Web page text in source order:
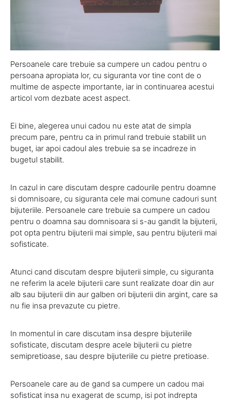
Persoanele care trebuie sa cumpere un cadou pentru o
persoana apropiata lor, cu siguranta vor tine cont de o
multime de aspecte importante, iar in continuarea acestui
articol vom dezbate acest aspect.
Ei bine, alegerea unui cadou nu este atat de simpla
precum pare, pentru ca in primul rand trebuie stabilit un
buget, iar apoi cadoul ales trebuie sa se incadreze in
bugetul stabilit.
In cazul in care discutam despre cadourile pentru doamne
si domnisoare, cu siguranta cele mai comune cadouri sunt
bijuteriile. Persoanele care trebuie sa cumpere un cadou
pentru o doamna sau domnisoara si s-au gandit la bijuterii,
pot opta pentru bijuterii mai simple, sau pentru bijuterii mai
sofisticate.
Atunci cand discutam despre bijuterii simple, cu siguranta
ne referim la acele bijuterii care sunt realizate doar din aur
alb sau bijuterii din aur galben ori bijuterii din argint, care sa
nu fie insa prevazute cu pietre.
In momentul in care discutam insa despre bijuteriile
sofisticate, discutam despre acele bijuterii cu pietre
semipretioase, sau despre bijuteriile cu pietre pretioase.
Persoanele care au de gand sa cumpere un cadou mai
sofisticat insa nu exagerat de scump, isi pot indrepta